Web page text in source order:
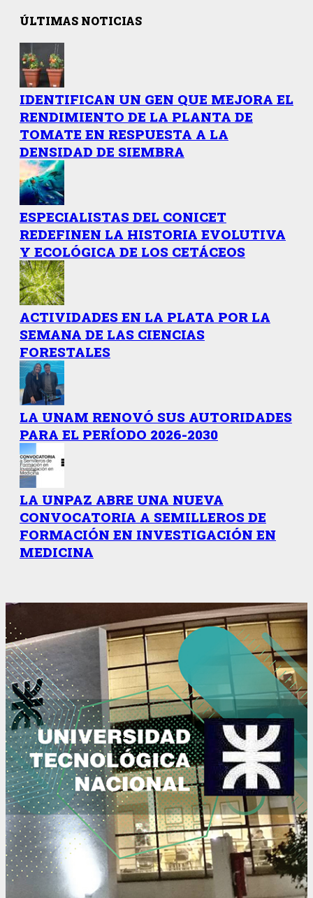
ÚLTIMAS NOTICIAS
IDENTIFICAN UN GEN QUE MEJORA EL
RENDIMIENTO DE LA PLANTA DE
TOMATE EN RESPUESTA A LA
DENSIDAD DE SIEMBRA
ESPECIALISTAS DEL CONICET
REDEFINEN LA HISTORIA EVOLUTIVA
Y ECOLÓGICA DE LOS CETÁCEOS
ACTIVIDADES EN LA PLATA POR LA
SEMANA DE LAS CIENCIAS
FORESTALES
LA UNAM RENOVÓ SUS AUTORIDADES
PARA EL PERÍODO 2026-2030
LA UNPAZ ABRE UNA NUEVA
CONVOCATORIA A SEMILLEROS DE
FORMACIÓN EN INVESTIGACIÓN EN
MEDICINA